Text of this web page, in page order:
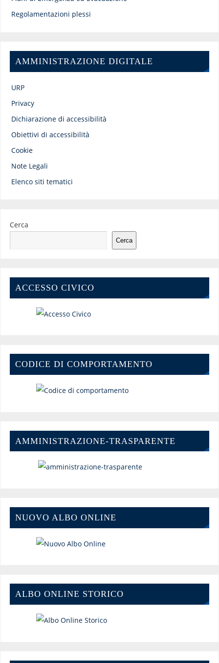
Regolamentazioni plessi
AMMINISTRAZIONE DIGITALE
URP
Privacy
Dichiarazione di accessibilità
Obiettivi di accessibilità
Cookie
Note Legali
Elenco siti tematici
Cerca
Cerca
ACCESSO CIVICO
CODICE DI COMPORTAMENTO
AMMINISTRAZIONE-TRASPARENTE
NUOVO ALBO ONLINE
ALBO ONLINE STORICO